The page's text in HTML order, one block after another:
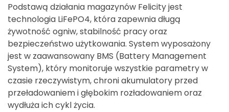
Podstawą działania magazynów Felicity jest
technologia LiFePO4, która zapewnia długą
żywotność ogniw, stabilność pracy oraz
bezpieczeństwo użytkowania. System wyposażony
jest w zaawansowany BMS (Battery Management
System), który monitoruje wszystkie parametry w
czasie rzeczywistym, chroni akumulatory przed
przeładowaniem i głębokim rozładowaniem oraz
wydłuża ich cykl życia.